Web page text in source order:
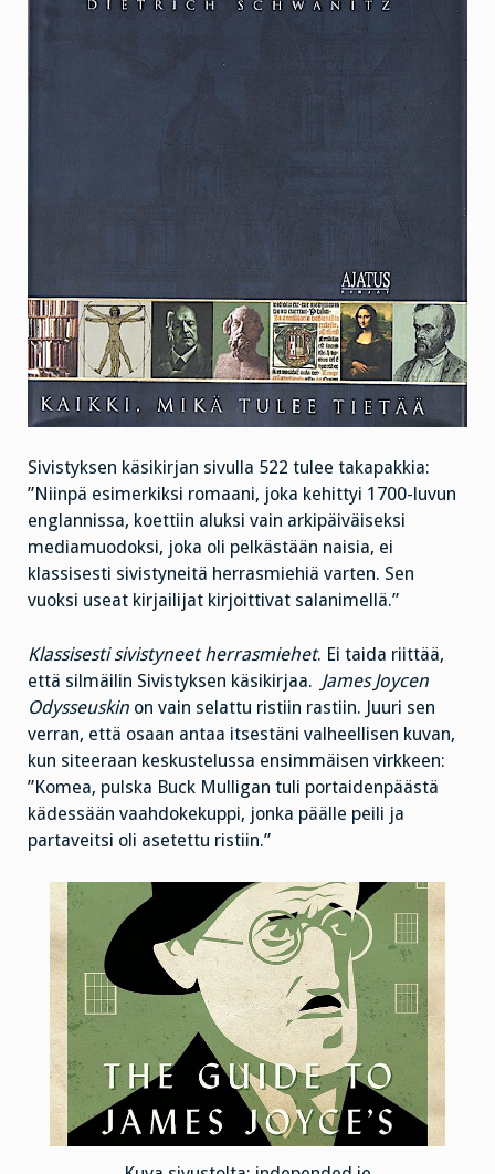
Sivistyksen käsikirjan sivulla 522 tulee takapakkia:
”Niinpä esimerkiksi romaani, joka kehittyi 1700-luvun
englannissa, koettiin aluksi vain arkipäiväiseksi
mediamuodoksi, joka oli pelkästään naisia, ei
klassisesti sivistyneitä herrasmiehiä varten. Sen
vuoksi useat kirjailijat kirjoittivat salanimellä.”
Klassisesti sivistyneet herrasmiehet. Ei taida riittää,
että silmäilin Sivistyksen käsikirjaa. James Joycen
Odysseuskin on vain selattu ristiin rastiin. Juuri sen
verran, että osaan antaa itsestäni valheellisen kuvan,
kun siteeraan keskustelussa ensimmäisen virkkeen:
”Komea, pulska Buck Mulligan tuli portaidenpäästä
kädessään vaahdokekuppi, jonka päälle peili ja
partaveitsi oli asetettu ristiin.”